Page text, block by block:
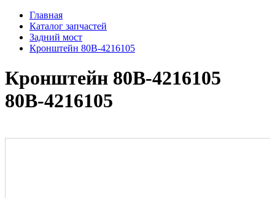
Главная
Каталог запчастей
Задний мост
Кронштейн 80В-4216105
Кронштейн 80В-4216105
80В-4216105